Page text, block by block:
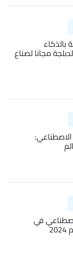
بالذكاء
مجانا لصناع
في